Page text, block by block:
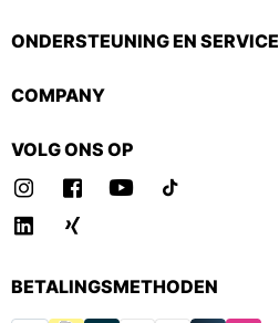
ONDERSTEUNING EN SERVICE
COMPANY
VOLG ONS OP
BETALINGSMETHODEN